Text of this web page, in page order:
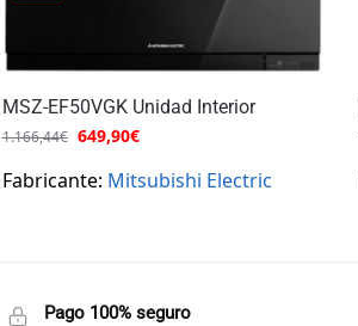
MSZ-EF50VGK Unidad Interior
1.166,44€ 649,90€
Fabricante: Mitsubishi Electric
Pago 100% seguro